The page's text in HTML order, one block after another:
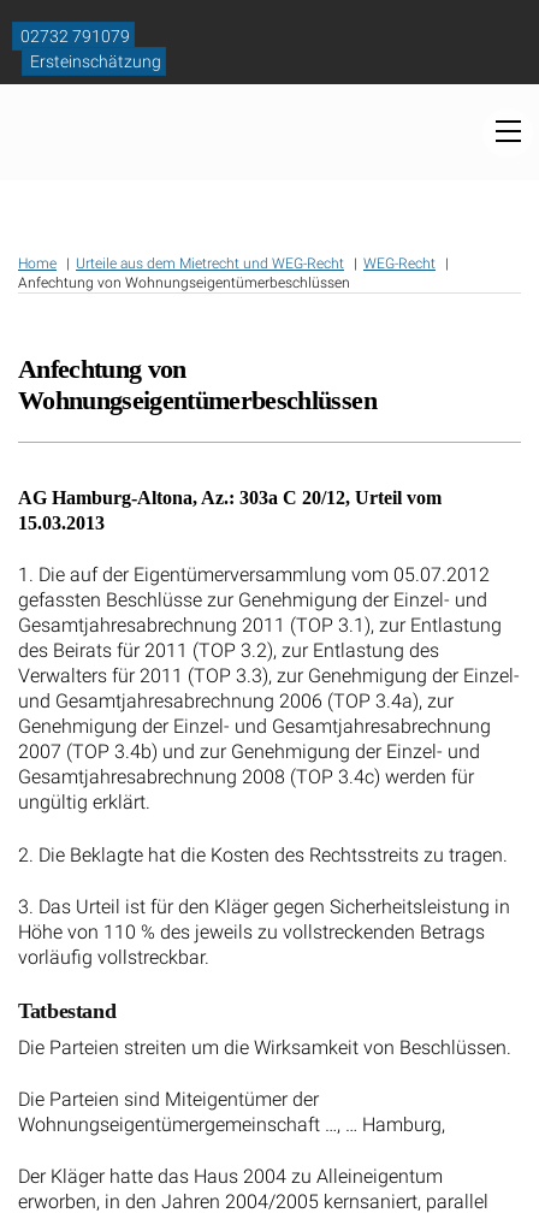
content
02732 791079
Ersteinschätzung
Home Urteile aus dem Mietrecht und WEG-Recht
WEG-Recht
Anfechtung von Wohnungseigentümerbeschlüssen
Anfechtung von
Wohnungseigentümerbeschlüssen
AG Hamburg-Altona, Az.: 303a C 20/12, Urteil vom
15.03.2013
1. Die auf der Eigentümerversammlung vom 05.07.2012
gefassten Beschlüsse zur Genehmigung der Einzel- und
Gesamtjahresabrechnung 2011 (TOP 3.1), zur Entlastung
des Beirats für 2011 (TOP 3.2), zur Entlastung des
Verwalters für 2011 (TOP 3.3), zur Genehmigung der Einzel-
und Gesamtjahresabrechnung 2006 (TOP 3.4a), zur
Genehmigung der Einzel- und Gesamtjahresabrechnung
2007 (TOP 3.4b) und zur Genehmigung der Einzel- und
Gesamtjahresabrechnung 2008 (TOP 3.4c) werden für
ungültig erklärt.
2. Die Beklagte hat die Kosten des Rechtsstreits zu tragen.
3. Das Urteil ist für den Kläger gegen Sicherheitsleistung in
Höhe von 110 % des jeweils zu vollstreckenden Betrags
vorläufig vollstreckbar.
Tatbestand
Die Parteien streiten um die Wirksamkeit von Beschlüssen.
Die Parteien sind Miteigentümer der
Wohnungseigentümergemeinschaft …, … Hamburg,
Der Kläger hatte das Haus 2004 zu Alleineigentum
erworben, in den Jahren 2004/2005 kernsaniert, parallel